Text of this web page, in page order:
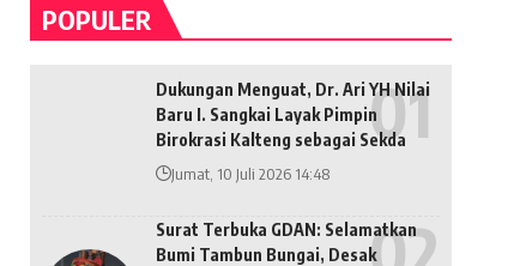
POPULER
Dukungan Menguat, Dr. Ari YH Nilai
Baru I. Sangkai Layak Pimpin
Birokrasi Kalteng sebagai Sekda
Jumat, 10 Juli 2026 14:48
Surat Terbuka GDAN: Selamatkan
Bumi Tambun Bungai, Desak